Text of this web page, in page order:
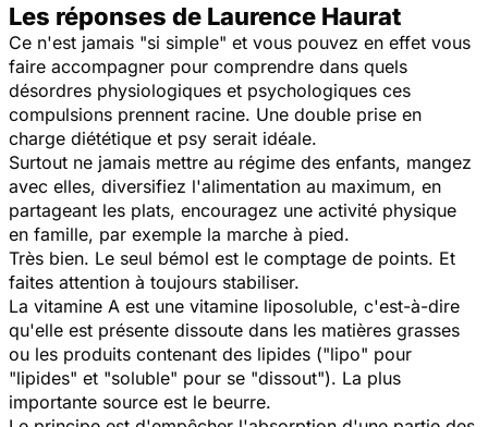
Les réponses de Laurence Haurat
Ce n'est jamais "si simple" et vous pouvez en effet vous
faire accompagner pour comprendre dans quels
désordres physiologiques et psychologiques ces
compulsions prennent racine. Une double prise en
charge diététique et psy serait idéale.
Surtout ne jamais mettre au régime des enfants, mangez
avec elles, diversifiez l'alimentation au maximum, en
partageant les plats, encouragez une activité physique
en famille, par exemple la marche à pied.
Très bien. Le seul bémol est le comptage de points. Et
faites attention à toujours stabiliser.
La vitamine A est une vitamine liposoluble, c'est-à-dire
qu'elle est présente dissoute dans les matières grasses
ou les produits contenant des lipides ("lipo" pour
"lipides" et "soluble" pour se "dissout"). La plus
importante source est le beurre.